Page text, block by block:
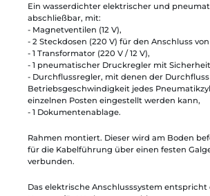
Ein wasserdichter elektrischer und
abschließbar, mit:
- Magnetventilen (12 V),
- 2 Steckdosen (220 V) für den Anschluss
- 1 Transformator (220 V / 12 V),
- 1 pneumatischer Druckregler mit
- Durchflussregler, mit denen der
Betriebsgeschwindigkeit jedes
einzelnen Posten eingestellt werden kann,
- 1 Dokumentenablage.
Rahmen montiert. Dieser wird am Boden
für die Kabelführung über einen festen
verbunden.
Das elektrische Anschlusssystem